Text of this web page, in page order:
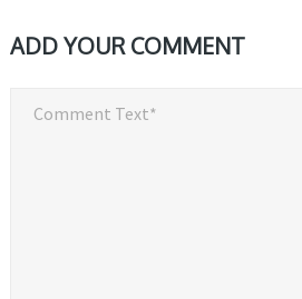
ADD YOUR COMMENT